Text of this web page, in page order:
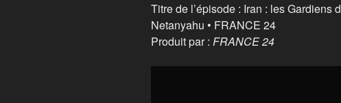
Titre de l’épisode : Iran : les Gardiens
Netanyahu • FRANCE 24
Produit par : FRANCE 24